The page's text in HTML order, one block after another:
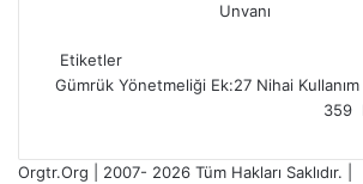
Unvanı
Etiketler
Gümrük Yönetmeliği Ek:27 Nihai
359
Orgtr.Org | 2007- 2026 Tüm Hakları Saklıdır. |